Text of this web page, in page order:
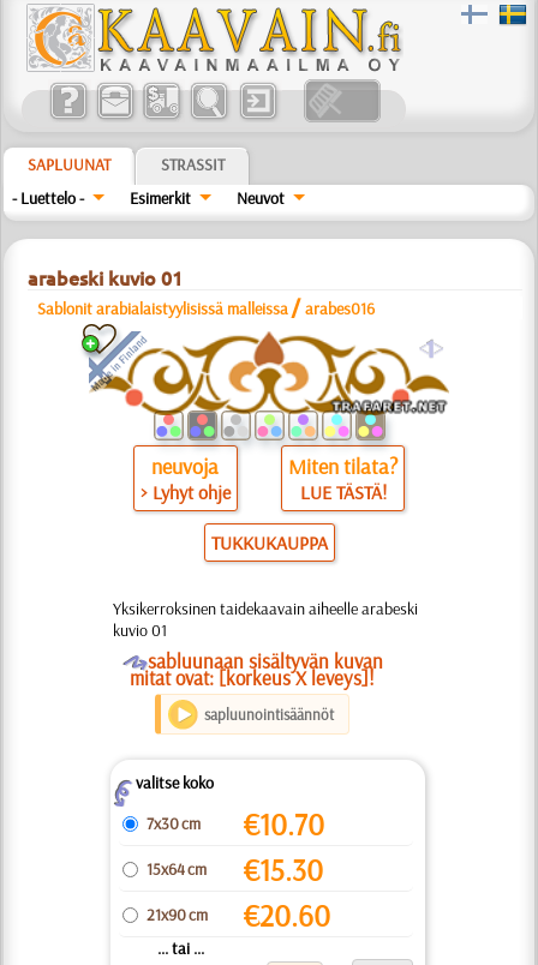
SAPLUUNAT
STRASSIT
- Luettelo -
Esimerkit Neuvot
arabeski kuvio 01
Sablonit arabialaistyylisissä malleissa /arabes016
a
neuvoja
> Lyhyt ohje
Miten tilata?
LUE TÄSTÄ!
TUKKUKAUPPA
Yksikerroksinen taidekaavain aiheelle arabeski
kuvio 01
Osabluunaan sisältyvän kuvan
mitat ovat: [korkeus X leveys]!
sapluunointisäännöt
Zvalitse koko
7x30 cm
€10.70
15x64 cm €15.30
21x90 cm €20.60
... tai ...